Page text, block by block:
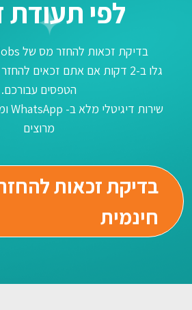
לפי תעודת
בדיקת זכאות להחזר מס של AllJobs ו- מרוויחים.
גלו ב-2 דקות אם אתם זכאים
הטפסים עבורכם.
מרוצים
בדיקת זכאות
חינמית